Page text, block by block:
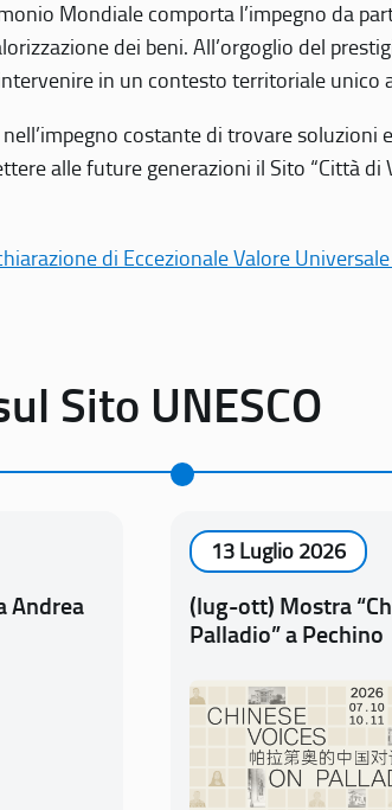
Mondiale comporta l’impegno da
dei beni. All’orgoglio del
in un contesto territoriale
costante di trovare
alle future generazioni il Sito “Città
di Eccezionale Valore Universale
Sito UNESCO
Andrea
13 Luglio 2026
(lug-ott) Mostra
Palladio” a Pechino